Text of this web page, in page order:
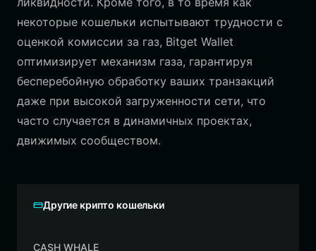
некоторые кошельки испытывают трудности с
оценкой комиссии за газ, Bitget Wallet
оптимизирует механизм газа, гарантируя
бесперебойную обработку ваших транзакций
даже при высокой загруженности сети, что
часто случается в динамичных проектах,
движимых сообществом.
Другие крипто кошельки
CASH WHALE